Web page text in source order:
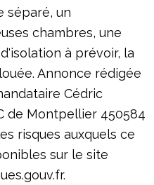
séparé, un
chambres, une
à prévoir, la
Annonce rédigée
Cédric
de Montpellier 450584
risques auxquels ce
sur le site